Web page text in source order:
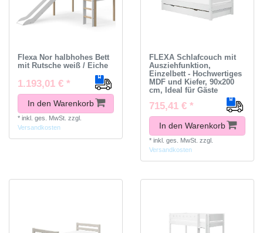
Flexa Nor halbhohes Bett
mit Rutsche weiß / Eiche
1.193,01 € *
In den Warenkorb
* inkl. ges. MwSt. zzgl.
Versandkosten
FLEXA Schlafcouch mit
Ausziehfunktion,
Einzelbett - Hochwertiges
MDF und Kiefer, 90x200
cm, Ideal für Gäste
715,41 € *
In den Warenkorb
* inkl. ges. MwSt. zzgl.
Versandkosten